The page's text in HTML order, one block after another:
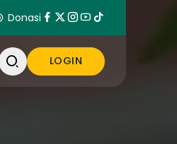
Donasi
LOGIN